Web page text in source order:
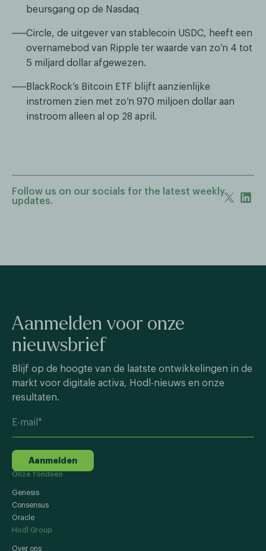
beursgang op de Nasdaq
Circle, de uitgever van stablecoin USDC, heeft een
overnamebod van Ripple ter waarde van zo’n 4 tot
5 miljard dollar afgewezen.
BlackRock’s Bitcoin ETF blijft aanzienlijke
instromen zien met zo’n 970 miljoen dollar aan
instroom alleen al op 28 april.
Follow us on our socials for the latest weekly
updates.
Aanmelden voor onze
nieuwsbrief
Blijf op de hoogte van de laatste ontwikkelingen in de
markt voor digitale activa, Hodl-nieuws en onze
resultaten.
Aanmelden
Onze fondsen
Genesis
Consensus
Oracle
Hodl Group
Over ons